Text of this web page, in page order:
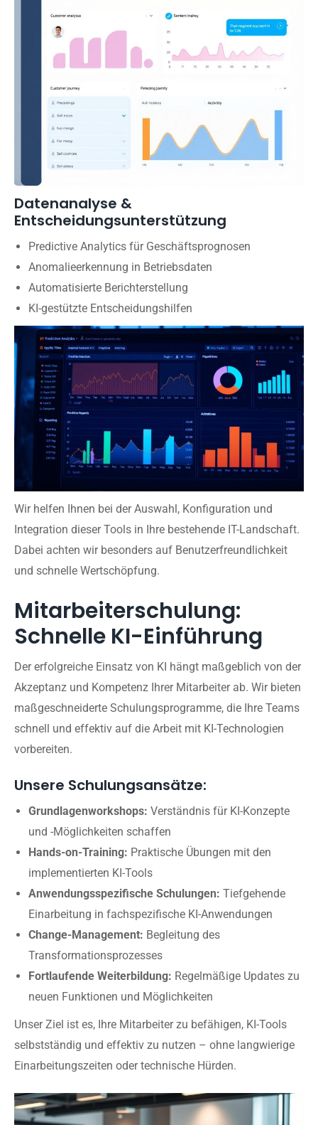
Datenanalyse &
Entscheidungsunterstützung
Predictive Analytics für Geschäftsprognosen
Anomalieerkennung in Betriebsdaten
Automatisierte Berichterstellung
KI-gestützte Entscheidungshilfen
Wir helfen Ihnen bei der Auswahl, Konfiguration und
Integration dieser Tools in Ihre bestehende IT-Landschaft.
Dabei achten wir besonders auf Benutzerfreundlichkeit
und schnelle Wertschöpfung.
Mitarbeiterschulung:
Schnelle KI-Einführung
Der erfolgreiche Einsatz von KI hängt maßgeblich von der
Akzeptanz und Kompetenz Ihrer Mitarbeiter ab. Wir bieten
maßgeschneiderte Schulungsprogramme, die Ihre Teams
schnell und effektiv auf die Arbeit mit KI-Technologien
vorbereiten.
Unsere Schulungsansätze:
Grundlagenworkshops: Verständnis für KI-Konzepte
und -Möglichkeiten schaffen
Hands-on-Training: Praktische Übungen mit den
implementierten KI-Tools
Anwendungsspezifische Schulungen: Tiefgehende
Einarbeitung in fachspezifische KI-Anwendungen
Change-Management: Begleitung des
Transformationsprozesses
Fortlaufende Weiterbildung: Regelmäßige Updates zu
neuen Funktionen und Möglichkeiten
Unser Ziel ist es, Ihre Mitarbeiter zu befähigen, KI-Tools
selbstständig und effektiv zu nutzen – ohne langwierige
Einarbeitungszeiten oder technische Hürden.